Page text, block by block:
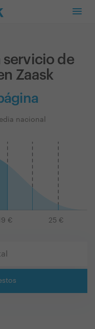
servicio de
Zaask
nacional
€ 25 €